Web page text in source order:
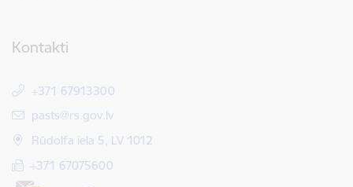
Kontakti
+371 67913300
E-pasts:
pasts@rs.gov.lv
Rūdolfa iela 5, LV 1012
+371 67075600